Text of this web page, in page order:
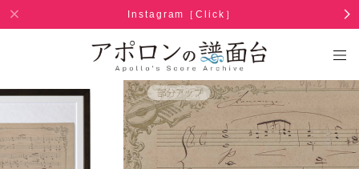
Instagram［Click］